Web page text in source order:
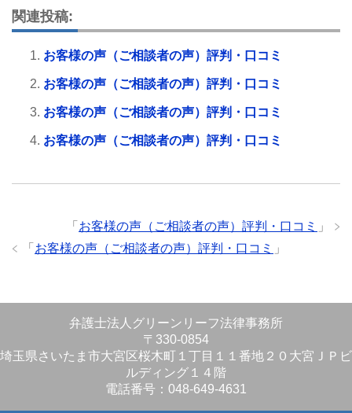
関連投稿:
お客様の声（ご相談者の声）評判・口コミ
お客様の声（ご相談者の声）評判・口コミ
お客様の声（ご相談者の声）評判・口コミ
お客様の声（ご相談者の声）評判・口コミ
「 お客様の声（ご相談者の声）評判・口コミ
」
「 お客様の声（ご相談者の声）評判・口コミ 」
弁護士法人グリーンリーフ法律事務所
〒330-0854
埼玉県さいたま市大宮区桜木町１丁目１１番地２０大宮ＪＰビ
ルディング１４階
電話番号：048-649-4631